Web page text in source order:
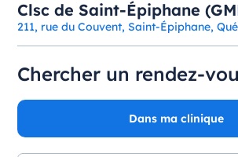
Clsc de Saint-Épiphane
211, rue du Couvent, Saint-Épiphane,
Chercher un rendez-
Dans ma clinique